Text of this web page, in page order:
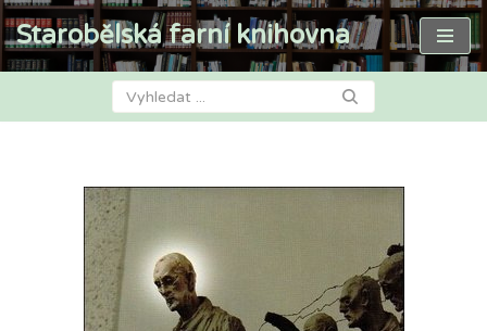
Přeskočit
Starobělská farní knihovna